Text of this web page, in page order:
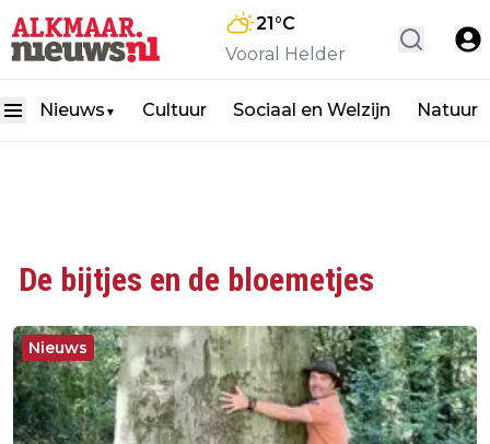
21°C
Vooral Helder
Nieuws ▼ Cultuur Sociaal en Welzijn Natuur
De bijtjes en de bloemetjes
Nieuws